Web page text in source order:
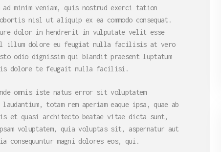
minim veniam, quis nostrud exerci tation
nisl ut aliquip ex ea commodo consequat.
dolor in hendrerit in vulputate velit esse
illum dolore eu feugiat nulla facilisis at vero
odio dignissim qui blandit praesent luptatum
dolore te feugait nulla facilisi.
omnis iste natus error sit voluptatem
laudantium, totam rem aperiam eaque ipsa, quae ab
et quasi architecto beatae vitae dicta sunt,
voluptatem, quia voluptas sit, aspernatur aut
magni dolores eos, qui.